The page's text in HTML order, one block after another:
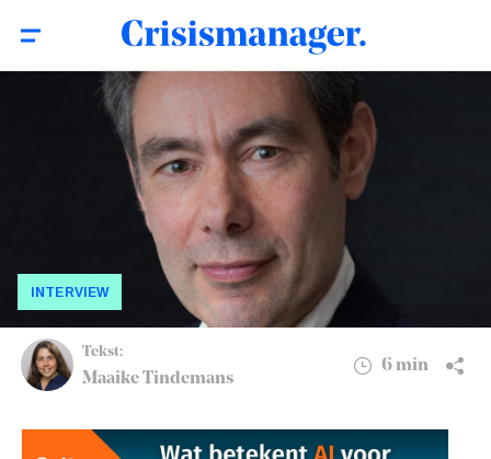
Hoogleraar Timmermans: ‘Organisaties
hebben betere antennes nodig’
INTERVIEW
Tekst:
Maaike Tindemans
6 min